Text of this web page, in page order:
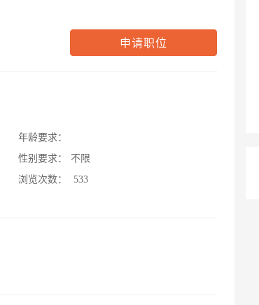
申请职位
年龄要求：
性别要求：
不限
浏览次数：
533